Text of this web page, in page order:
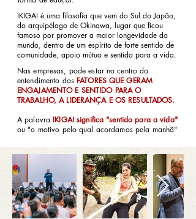
​​IKIGAI é uma filosofia que vem do Sul do Japão,
do arquipélago de Okinawa, lugar que ficou
famoso por promover a maior longevidade do
mundo, dentro de um espírito de forte sentido de
comunidade, apoio mútuo e sentido para a vida.
Nas empresas, pode estar no centro do
entendimento dosFATORES QUE GERAM
ENGAJAMENTO E SENTIDO PARA O
TRABALHO, A LIDERANÇA E OS RESULTADOS.
A palavra IKIGAI significa "sentido para a vida"
ou "o motivo pelo qual acordamos pela manhã"